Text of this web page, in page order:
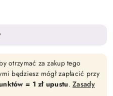
otrzymać za zakup tego
będziesz mógł zapłacić przy
= 1 zł upustu.Zasady